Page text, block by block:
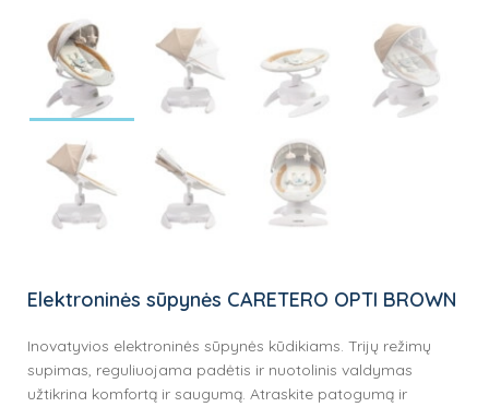
Elektroninės sūpynės CARETERO OPTI BROWN
Inovatyvios elektroninės sūpynės kūdikiams. Trijų režimų
supimas, reguliuojama padėtis ir nuotolinis valdymas
užtikrina komfortą ir saugumą. Atraskite patogumą ir